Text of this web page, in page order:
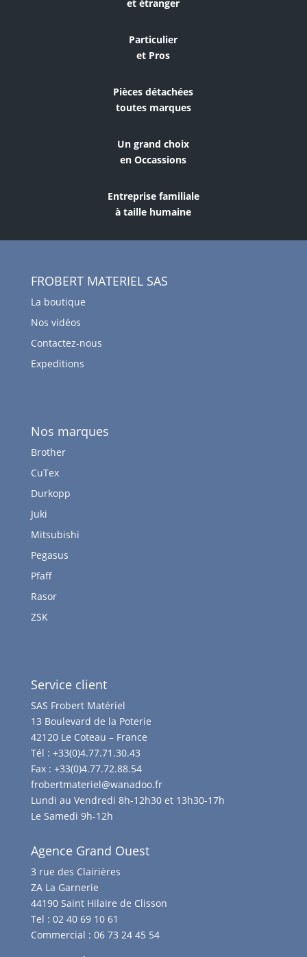
et étranger
Particulier
et Pros
Pièces détachées
toutes marques
Un grand choix
en Occassions
Entreprise familiale
à taille humaine
FROBERT MATERIEL SAS
La boutique
Nos vidéos
Contactez-nous
Expeditions
Nos marques
Brother
CuTex
Durkopp
Juki
Mitsubishi
Pegasus
Pfaff
Rasor
ZSK
Service client
SAS Frobert Matériel
13 Boulevard de la Poterie
42120 Le Coteau – France
Tél : +33(0)4.77.71.30.43
Fax : +33(0)4.77.72.88.54
frobertmateriel@wanadoo.fr
Lundi au Vendredi 8h-12h30 et 13h30-17h
Le Samedi 9h-12h
Agence Grand Ouest
3 rue des Clairières
ZA La Garnerie
44190 Saint Hilaire de Clisson
Tel : 02 40 69 10 61
Commercial : 06 73 24 45 54